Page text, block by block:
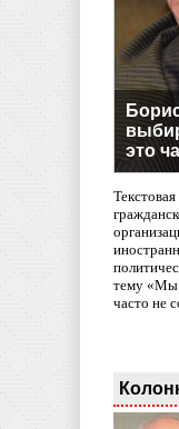
это
тему «Мы
часто не